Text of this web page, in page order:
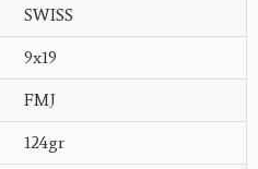
SWISS
9x19
FMJ
124gr